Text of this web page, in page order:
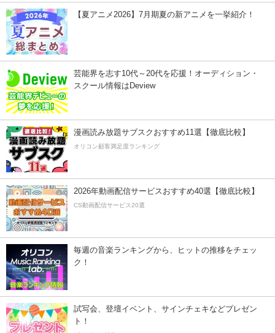
【夏アニメ2026】7月期夏の新アニメを一挙紹介！
芸能界を志す10代～20代を応援！オーディション・
スクール情報はDeview
漫画読み放題サブスクおすすめ11選【徹底比較】
オリコン顧客満足度ランキング
2026年動画配信サービスおすすめ40選【徹底比較】
CS動画配信サービス20選
毎週の音楽ランキングから、ヒットの推移をチェッ
ク！
試写会、登壇イベント、サインチェキなどプレゼン
ト！